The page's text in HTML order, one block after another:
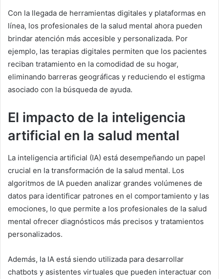
Con la llegada de herramientas digitales y plataformas en
línea, los profesionales de la salud mental ahora pueden
brindar atención más accesible y personalizada. Por
ejemplo, las terapias digitales permiten que los pacientes
reciban tratamiento en la comodidad de su hogar,
eliminando barreras geográficas y reduciendo el estigma
asociado con la búsqueda de ayuda.
El impacto de la inteligencia
artificial en la salud mental
La inteligencia artificial (IA) está desempeñando un papel
crucial en la transformación de la salud mental. Los
algoritmos de IA pueden analizar grandes volúmenes de
datos para identificar patrones en el comportamiento y las
emociones, lo que permite a los profesionales de la salud
mental ofrecer diagnósticos más precisos y tratamientos
personalizados.
Además, la IA está siendo utilizada para desarrollar
chatbots y asistentes virtuales que pueden interactuar con